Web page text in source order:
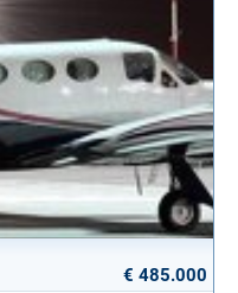
€ 485.000